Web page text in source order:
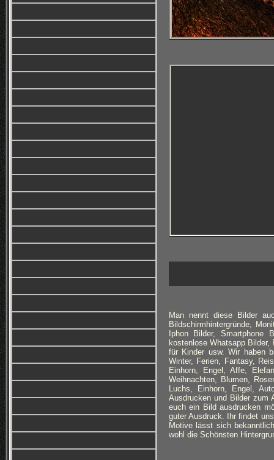
Man nennt diese Bilder
Bildschirmhintergründe,
Iphon Bilder, Smartphone
kostenlose Whatsapp
für Kinder usw. Wir haben
Winter, Ferien, Fantasy,
Einhorn, Engel, Affe,
Weihnachten, Blumen,
Luchs, Einhorn, Engel,
Ausdrucken und Bilder zum
euch ein Bild ausdrucken
guter Ausdruck. Ihr findet
Motive lässt sich
wohl die Schönsten